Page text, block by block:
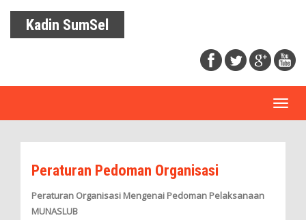
Kadin SumSel
Peraturan Pedoman Organisasi
Peraturan Organisasi Mengenai Pedoman Pelaksanaan
MUNASLUB